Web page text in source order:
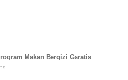
Makan Bergizi Garatis